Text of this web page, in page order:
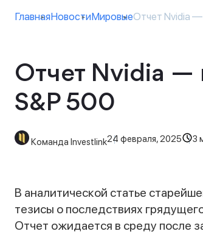
ГлавнаяНовостиМировыеОтчет Nvidia
Отчет Nvidia —
S&P 500
Команда Investlink24 февраля, 2025 3
В аналитической статье
тезисы о последствиях
Отчет ожидается в среду после